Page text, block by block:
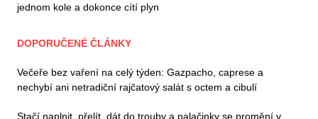
jednom kole a dokonce cítí plyn
DOPORUČENÉ ČLÁNKY
Večeře bez vaření na celý týden: Gazpacho, caprese a
nechybí ani netradiční rajčatový salát s octem a cibulí
Stačí naplnit, přelít, dát do trouby a palačinky se promění v